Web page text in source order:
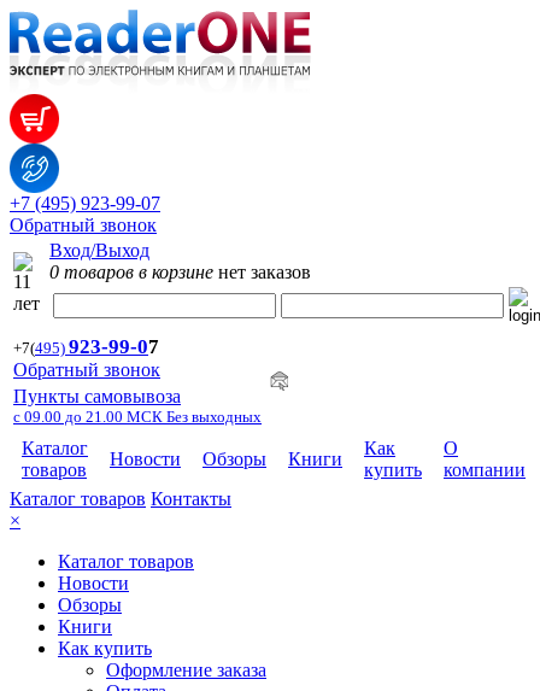
+7 (495) 923-99-07
Обратный звонок
Вход/Выход
0 товаров в корзине нет заказов
+7(495) 923-99-07
Обратный звонок
Пункты самовывоза
с 09.00 до 21.00 МСК Без выходных
Каталог
товаров
Новости Обзоры Книги
Как
купить
О
компании
Каталог товаров Контакты
×
Каталог товаров
Новости
Обзоры
Книги
Как купить
Оформление заказа